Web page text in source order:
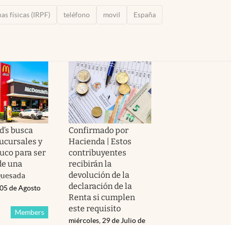
físicas (IRPF) teléfono movil España
busca
y
para ser
una
Members
de Agosto
Confirmado por
Hacienda | Estos
contribuyentes
recibirán la
devolución de la
declaración de la
Renta si cumplen
este requisito
miércoles, 29 de Julio de